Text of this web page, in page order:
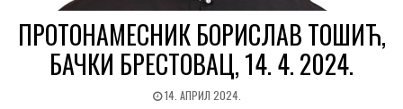
ПРОТОНАМЕСНИК БОРИСЛАВ ТОШИЋ,
БАЧКИ БРЕСТОВАЦ, 14. 4. 2024.
14. АПРИЛ 2024.